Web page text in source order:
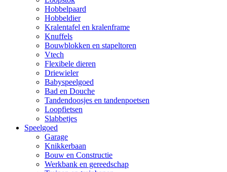
Hobbelpaard
Hobbeldier
Kralentafel en kralenframe
Knuffels
Bouwblokken en stapeltoren
Vtech
Flexibele dieren
Driewieler
Babyspeelgoed
Bad en Douche
Tandendoosjes en tandenpoetsen
Loopfietsen
Slabbetjes
Speelgoed
Garage
Knikkerbaan
Bouw en Constructie
Werkbank en gereedschap